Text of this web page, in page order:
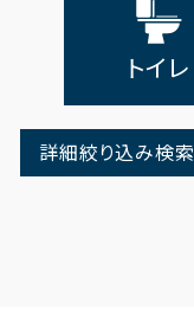
トイレ
詳細絞り込み検索